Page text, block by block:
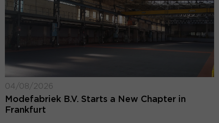
04/08/2026
Modefabriek B.V. Starts a New Chapter in
Frankfurt